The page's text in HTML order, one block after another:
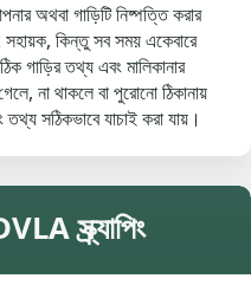
অথবা গাড়িটি নিষ্পত্তি করার
কিন্তু সব সময় একেবারে
গাড়ির তথ্য এবং মালিকানার
না থাকলে বা পুরোনো ঠিকানায়
সঠিকভাবে যাচাই করা যায়।
স্ক্র্যাপিং